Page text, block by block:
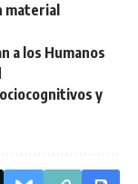
material
a los Humanos
y